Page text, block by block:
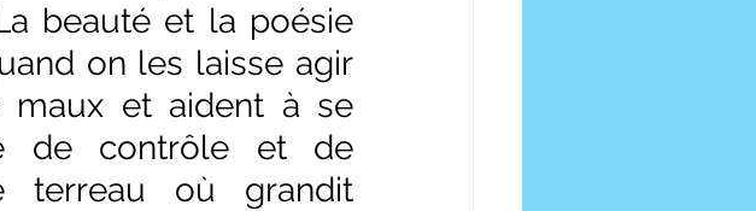
beauté et la poésie
on les laisse agir
maux et aident à se
de contrôle et de
terreau où grandit